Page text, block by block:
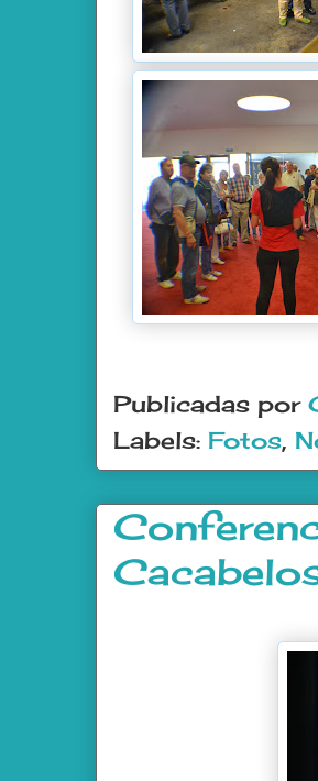
Publicadas por
Labels: Fotos,